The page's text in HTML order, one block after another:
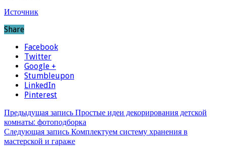
Источник
Share
Facebook
Twitter
Google +
Stumbleupon
LinkedIn
Pinterest
Предыдущая запись Простые идеи декорирования детской
комнаты: фотоподборка
Следующая запись Комплектуем систему хранения в
мастерской и гараже